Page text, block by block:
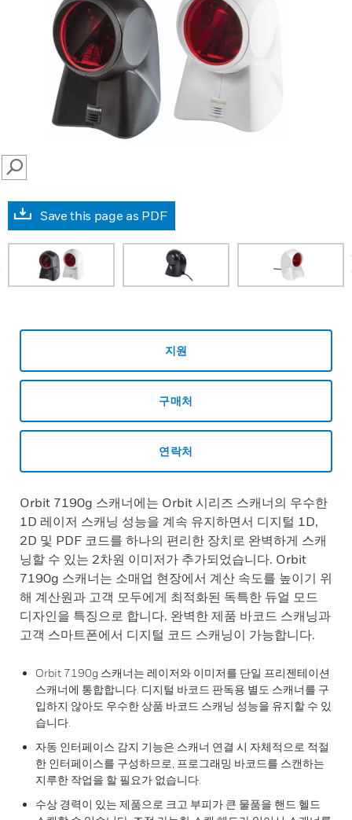
SEARCH
Save this page as PDF
지원
구매처
연락처
Orbit 7190g 스캐너에는 Orbit 시리즈 스캐너의 우수한
1D 레이저 스캐닝 성능을 계속 유지하면서 디지털 1D,
2D 및 PDF 코드를 하나의 편리한 장치로 완벽하게 스캐
닝할 수 있는 2차원 이미저가 추가되었습니다. Orbit
7190g 스캐너는 소매업 현장에서 계산 속도를 높이기 위
해 계산원과 고객 모두에게 최적화된 독특한 듀얼 모드
디자인을 특징으로 합니다. 완벽한 제품 바코드 스캐닝과
고객 스마트폰에서 디지털 코드 스캐닝이 가능합니다.
Orbit 7190g 스캐너는 레이저와 이미저를 단일 프리젠테이션
스캐너에 통합합니다. 디지털 바코드 판독용 별도 스캐너를 구
입하지 않아도 우수한 상품 바코드 스캐닝 성능을 유지할 수 있
습니다.
자동 인터페이스 감지 기능은 스캐너 연결 시 자체적으로 적절
한 인터페이스를 구성하므로, 프로그래밍 바코드를 스캔하는
지루한 작업을 할 필요가 없습니다.
수상 경력이 있는 제품으로 크고 부피가 큰 물품을 핸드 헬드